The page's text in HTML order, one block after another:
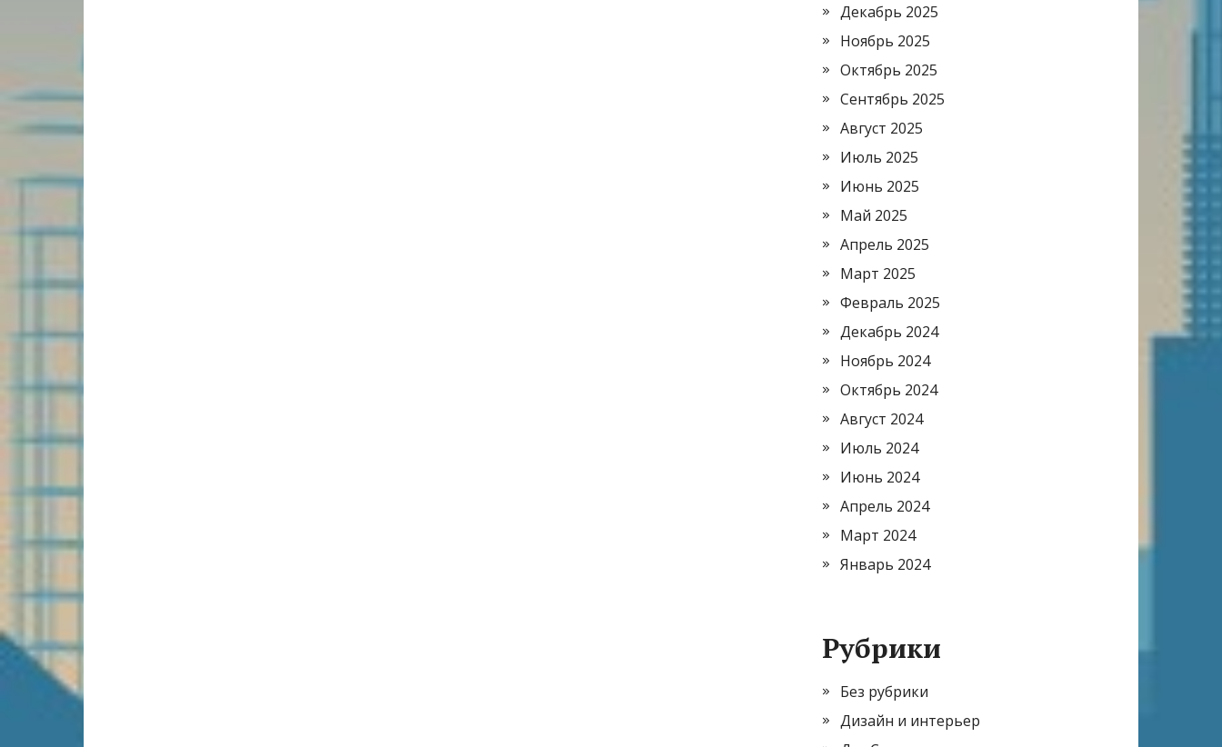
Декабрь 2025
Ноябрь 2025
Октябрь 2025
Сентябрь 2025
Август 2025
Июль 2025
Июнь 2025
Май 2025
Апрель 2025
Март 2025
Февраль 2025
Декабрь 2024
Ноябрь 2024
Октябрь 2024
Август 2024
Июль 2024
Июнь 2024
Апрель 2024
Март 2024
Январь 2024
Рубрики
Без рубрики
Дизайн и интерьер